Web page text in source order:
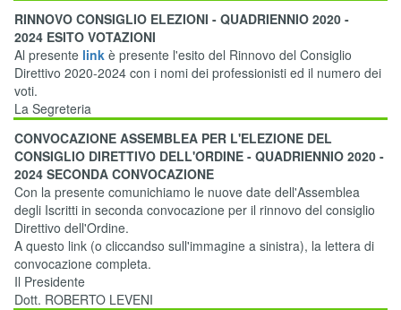
RINNOVO CONSIGLIO ELEZIONI - QUADRIENNIO 2020 -
2024 ESITO VOTAZIONI
Al presente link è presente l'esito del Rinnovo del Consiglio
Direttivo 2020-2024 con i nomi dei professionisti ed il numero dei
voti.
La Segreteria
CONVOCAZIONE ASSEMBLEA PER L'ELEZIONE DEL
CONSIGLIO DIRETTIVO DELL'ORDINE - QUADRIENNIO 2020 -
2024 SECONDA CONVOCAZIONE
Con la presente comunichiamo le nuove date dell'Assemblea
degli Iscritti in seconda convocazione per il rinnovo del consiglio
Direttivo dell'Ordine.
A questo link (o cliccandso sull'immagine a sinistra), la lettera di
convocazione completa.
Il Presidente
Dott. ROBERTO LEVENI